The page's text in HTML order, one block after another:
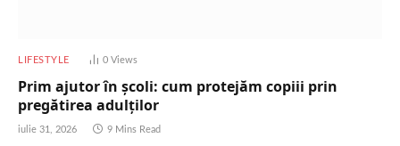
LIFESTYLE 0 Views
Prim ajutor în școli: cum protejăm copiii prin
pregătirea adulților
iulie 31, 2026 9 Mins Read